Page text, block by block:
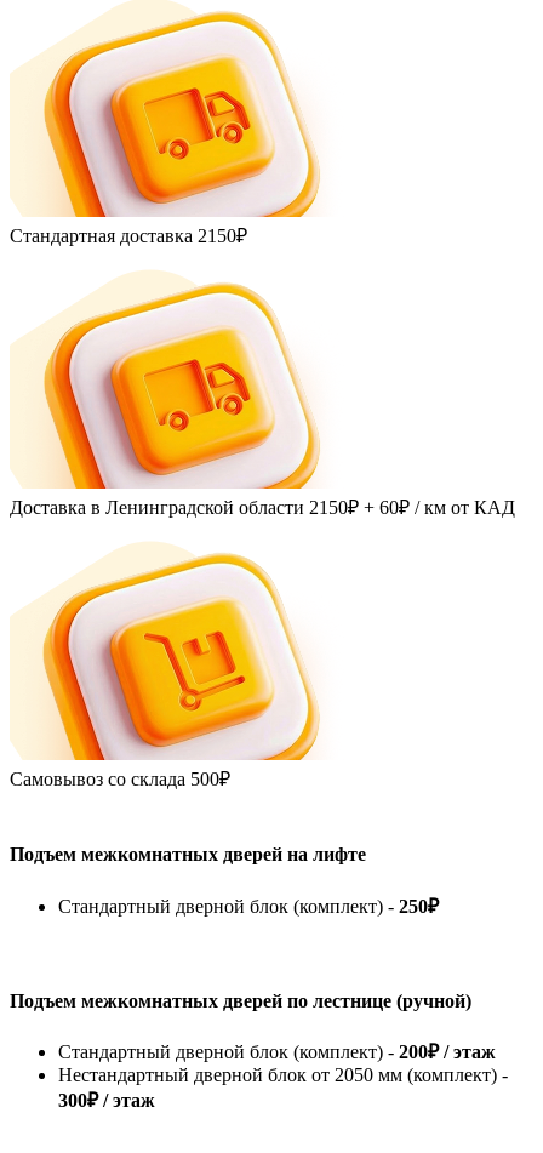
Стандартная доставка 2150₽
Доставка в Ленинградской области 2150₽ + 60₽ / км от КАД
Самовывоз со склада 500₽
Подъем межкомнатных дверей на лифте
Стандартный дверной блок (комплект) - 250₽
Подъем межкомнатных дверей по лестнице (ручной)
Стандартный дверной блок (комплект) - 200₽ / этаж
Нестандартный дверной блок от 2050 мм (комплект) -
300₽ / этаж